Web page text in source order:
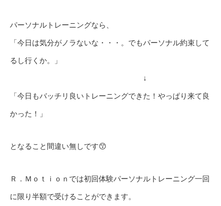
パーソナルトレーニングなら、
「今日は気分がノラないな・・・。でもパーソナル約束して
るし行くか。」
↓
「今日もバッチリ良いトレーニングできた！やっぱり来て良
かった！」
となること間違い無しです😙
Ｒ．Ｍｏｔｉｏｎでは初回体験パーソナルトレーニング一回
に限り半額で受けることができます。